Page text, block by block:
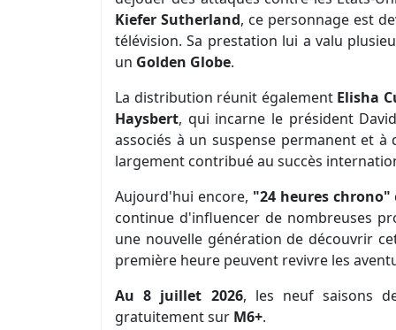
Kiefer Sutherland, ce personnage est
télévision. Sa prestation lui a valu
un Golden Globe.
La distribution réunit également Elisha
Haysbert, qui incarne le président
associés à un suspense permanent et
largement contribué au succès
Aujourd'hui encore, "24 heures chrono"
continue d'influencer de nombreuses
une nouvelle génération de découvrir
première heure peuvent revivre les
Au 8 juillet 2026, les neuf saisons
gratuitement sur M6+.